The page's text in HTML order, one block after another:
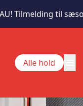
Tilmelding til
Alle hold